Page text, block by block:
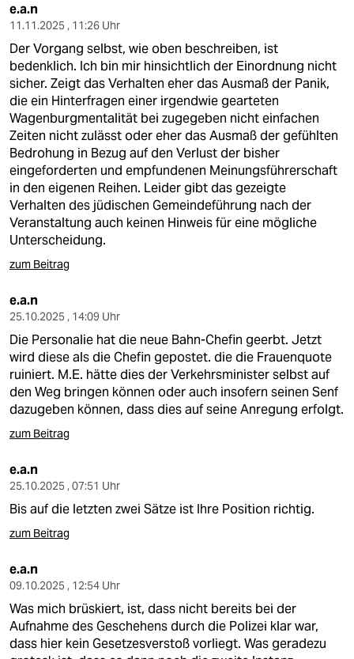
e.a.n
11.11.2025 , 11:26 Uhr
Der Vorgang selbst, wie oben beschreiben, ist
bedenklich. Ich bin mir hinsichtlich der Einordnung nicht
sicher. Zeigt das Verhalten eher das Ausmaß der Panik,
die ein Hinterfragen einer irgendwie gearteten
Wagenburgmentalität bei zugegeben nicht einfachen
Zeiten nicht zulässt oder eher das Ausmaß der gefühlten
Bedrohung in Bezug auf den Verlust der bisher
eingeforderten und empfundenen Meinungsführerschaft
in den eigenen Reihen. Leider gibt das gezeigte
Verhalten des jüdischen Gemeindeführung nach der
Veranstaltung auch keinen Hinweis für eine mögliche
Unterscheidung.
zum Beitrag
e.a.n
25.10.2025 , 14:09 Uhr
Die Personalie hat die neue Bahn-Chefin geerbt. Jetzt
wird diese als die Chefin gepostet. die die Frauenquote
ruiniert. M.E. hätte dies der Verkehrsminister selbst auf
den Weg bringen können oder auch insofern seinen Senf
dazugeben können, dass dies auf seine Anregung erfolgt.
zum Beitrag
e.a.n
25.10.2025 , 07:51 Uhr
Bis auf die letzten zwei Sätze ist Ihre Position richtig.
zum Beitrag
e.a.n
09.10.2025 , 12:54 Uhr
Was mich brüskiert, ist, dass nicht bereits bei der
Aufnahme des Geschehens durch die Polizei klar war,
dass hier kein Gesetzesverstoß vorliegt. Was geradezu